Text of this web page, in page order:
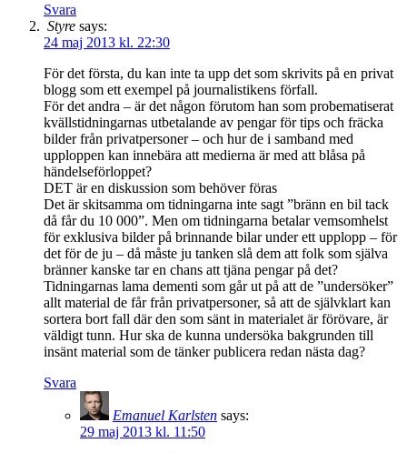
Svara
Styre says:
24 maj 2013 kl. 22:30
För det första, du kan inte ta upp det som skrivits på en privat
blogg som ett exempel på journalistikens förfall.
För det andra – är det någon förutom han som probematiserat
kvällstidningarnas utbetalande av pengar för tips och fräcka
bilder från privatpersoner – och hur de i samband med
upploppen kan innebära att medierna är med att blåsa på
händelseförloppet?
DET är en diskussion som behöver föras
Det är skitsamma om tidningarna inte sagt ”bränn en bil tack
då får du 10 000”. Men om tidningarna betalar vemsomhelst
för exklusiva bilder på brinnande bilar under ett upplopp – för
det för de ju – då måste ju tanken slå dem att folk som själva
bränner kanske tar en chans att tjäna pengar på det?
Tidningarnas lama dementi som går ut på att de ”undersöker”
allt material de får från privatpersoner, så att de självklart kan
sortera bort fall där den som sänt in materialet är förövare, är
väldigt tunn. Hur ska de kunna undersöka bakgrunden till
insänt material som de tänker publicera redan nästa dag?
Svara
Emanuel Karlsten says:
29 maj 2013 kl. 11:50